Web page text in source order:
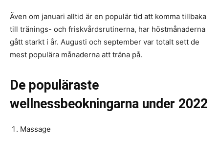
Även om januari alltid är en populär tid att komma tillbaka
till tränings- och friskvårdsrutinerna, har höstmånaderna
gått starkt i år. Augusti och september var totalt sett de
mest populära månaderna att träna på.
De populäraste
wellnessbeokningarna under 2022
Massage